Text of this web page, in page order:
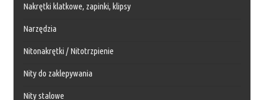
Nakrętki klatkowe, zapinki, klipsy
Narzędzia
Nitonakrętki / Nitotrzpienie
Nity do zaklepywania
Nity stalowe